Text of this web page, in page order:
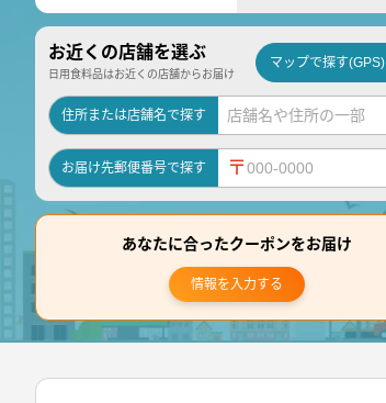
お近くの店舗を選ぶ
日用食料品はお近くの店舗からお届け
マップで探す(GPS)
住所または店舗名で探す
お届け先郵便番号で探す 〒
あなたに合ったクーポンをお届け
情報を入力する